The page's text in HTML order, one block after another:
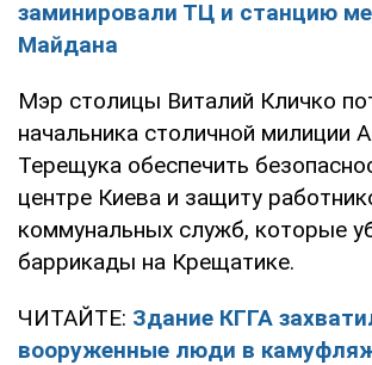
заминировали ТЦ и станцию
Майдана
Мэр столицы Виталий Кличко
начальника столичной милиции
Терещука обеспечить
центре Киева и защиту
коммунальных служб, которые
баррикады на Крещатике.
ЧИТАЙТЕ: Здание КГГА
вооруженные люди в